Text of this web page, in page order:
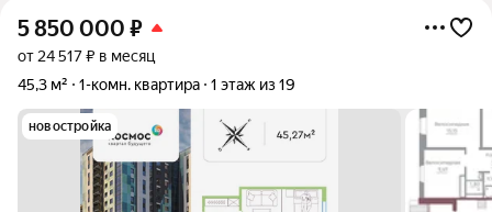
5 850 000 ₽
от 24 517 ₽ в месяц
45,3 м²
1-комн. квартира 1 этаж из 19
новостройка